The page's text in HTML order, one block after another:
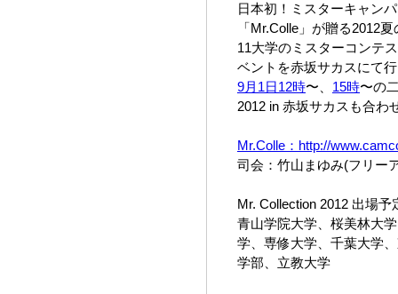
日本初！ミスターキャン
「Mr.Colle」が贈る2012
11大学のミスターコンテ
ベントを赤坂サカスにて
9月1日12時〜、 15時〜の
2012 in 赤坂サカスも合わ
Mr.Colle：http://
司会：竹山まゆみ(フリー
Mr. Collection 2012 出場
青山学院大学、桜美林大
学、専修大学、千葉大学
学部、立教大学